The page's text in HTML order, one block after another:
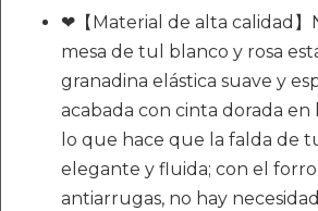
❤【Material de alta calidad
mesa de tul blanco y rosa
granadina elástica suave y
acabada con cinta dorada
lo que hace que la falda de
elegante y fluida; con el
antiarrugas, no hay